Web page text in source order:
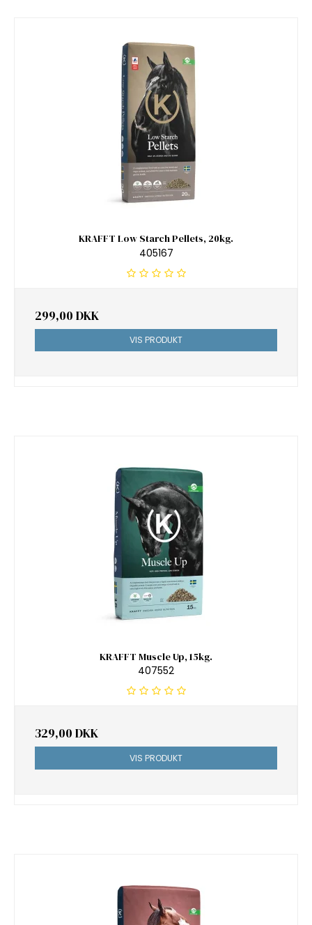
KRAFFT Low Starch Pellets, 20kg.
405167
299,00 DKK
VIS PRODUKT
KRAFFT Muscle Up, 15kg.
407552
329,00 DKK
VIS PRODUKT